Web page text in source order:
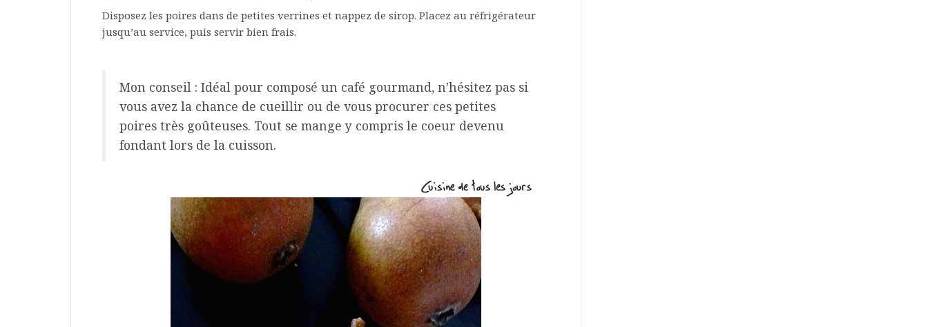
Disposez les poires dans de petites verrines et nappez de sirop. Placez au réfrigérateur
jusqu’au service, puis servir bien frais.
Mon conseil : Idéal pour composé un café gourmand, n’hésitez pas si
vous avez la chance de cueillir ou de vous procurer ces petites
poires très goûteuses. Tout se mange y compris le coeur devenu
fondant lors de la cuisson.